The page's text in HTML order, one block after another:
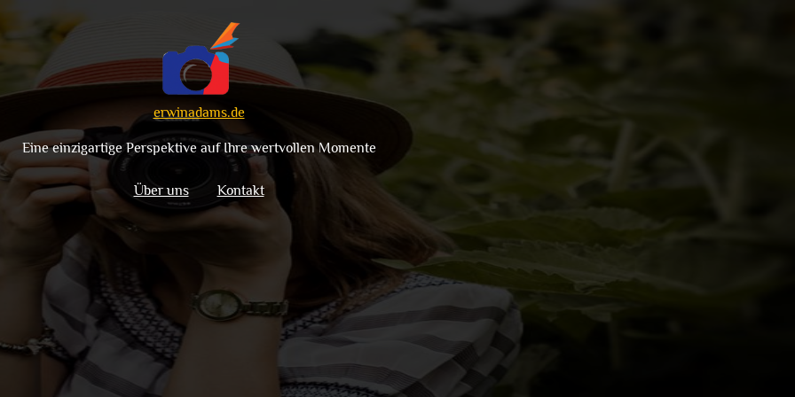
erwinadams.de
Eine einzigartige Perspektive auf Ihre wertvollen Momente
Über uns Kontakt